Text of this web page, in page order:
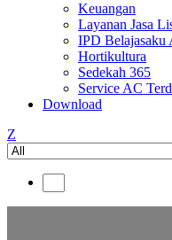
Keuangan
Layanan Jasa
IPD Belajasaku
Hortikultura
Sedekah 365
Service AC
Download
Z